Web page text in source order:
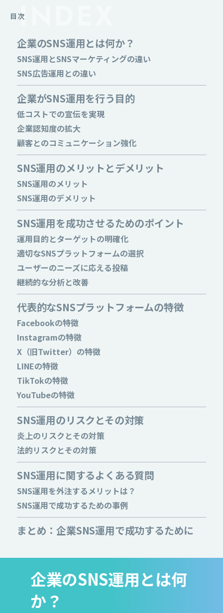
目次
企業のSNS運用とは何か？
SNS運用とSNSマーケティングの違い
SNS広告運用との違い
企業がSNS運用を行う目的
低コストでの宣伝を実現
企業認知度の拡大
顧客とのコミュニケーション強化
SNS運用のメリットとデメリット
SNS運用のメリット
SNS運用のデメリット
SNS運用を成功させるためのポイント
運用目的とターゲットの明確化
適切なSNSプラットフォームの選択
ユーザーのニーズに応える投稿
継続的な分析と改善
代表的なSNSプラットフォームの特徴
Facebookの特徴
Instagramの特徴
X（旧Twitter）の特徴
LINEの特徴
TikTokの特徴
YouTubeの特徴
SNS運用のリスクとその対策
炎上のリスクとその対策
法的リスクとその対策
SNS運用に関するよくある質問
SNS運用を外注するメリットは？
SNS運用で成功するための事例
まとめ：企業SNS運用で成功するために
企業のSNS運用とは何
か？